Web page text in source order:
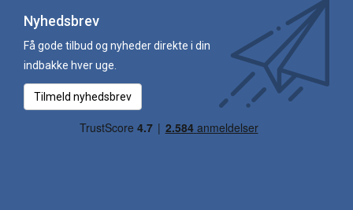
Nyhedsbrev
Få gode tilbud og nyheder direkte i din
indbakke hver uge.
Tilmeld nyhedsbrev